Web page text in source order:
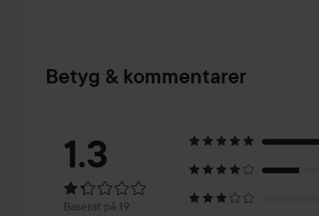
Betyg & kommentarer
Betyg:
1.3Baserat
1.3
Baserat på 19